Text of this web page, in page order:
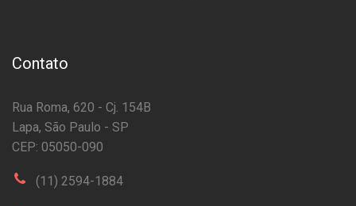
Contato
Rua Roma, 620 - Cj. 154B
Lapa, São Paulo - SP
CEP: 05050-090
(11) 2594-1884